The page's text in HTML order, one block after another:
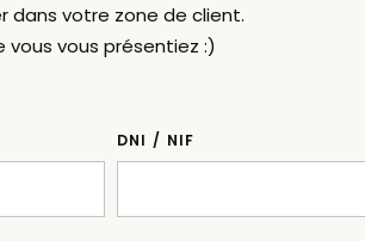
dans votre zone de client.
vous vous présentiez :)
DNI / NIF